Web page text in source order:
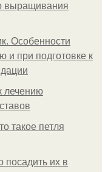
выращивания
Особенности
и при подготовке к
лечению
такое петля
посадить их в